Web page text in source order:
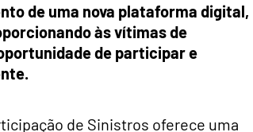
de uma nova plataforma digital,
às vítimas de
de participar e
de Sinistros oferece uma